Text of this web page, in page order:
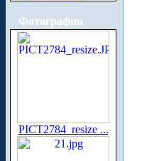
Фотографии
PICT2784_resize ...